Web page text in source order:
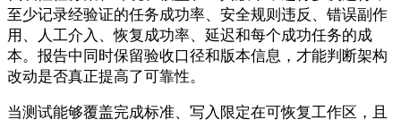
至少记录经验证的任务成功率、安全规则违反、错误副作
用、人工介入、恢复成功率、延迟和每个成功任务的成
本。报告中同时保留验收口径和版本信息，才能判断架构
改动是否真正提高了可靠性。
当测试能够覆盖完成标准、写入限定在可恢复工作区，且